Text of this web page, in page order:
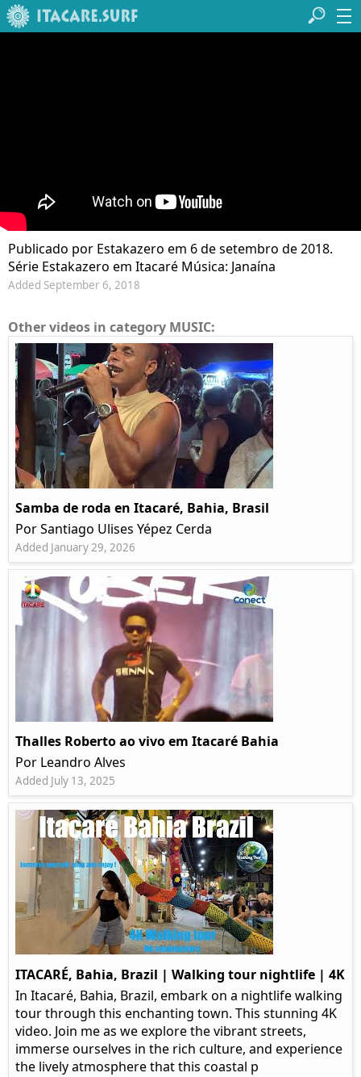
Publicado por Estakazero em 6 de setembro de 2018.
Série Estakazero em Itacaré Música: Janaína
Added September 6, 2018
Other videos in category MUSIC:
Samba de roda en Itacaré, Bahia, Brasil
Por Santiago Ulises Yépez Cerda
Added January 29, 2026
Thalles Roberto ao vivo em Itacaré Bahia
Por Leandro Alves
Added July 13, 2025
ITACARÉ, Bahia, Brazil | Walking tour nightlife | 4K
In Itacaré, Bahia, Brazil, embark on a nightlife walking
tour through this enchanting town. This stunning 4K
video. Join me as we explore the vibrant streets,
immerse ourselves in the rich culture, and experience
the lively atmosphere that this coastal p